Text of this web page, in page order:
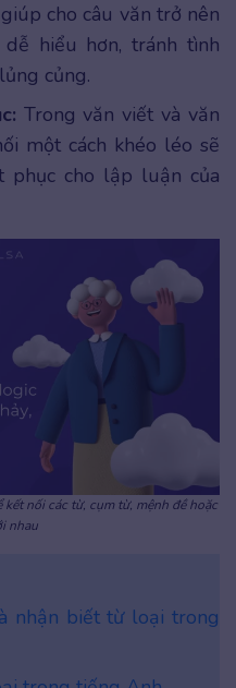
cho câu văn trở nên
hiểu hơn, tránh tình
củng.
Trong văn viết và văn
một cách khéo léo sẽ
phục cho lập luận của
nối các từ, cụm từ, mệnh đề hoặc
nhau
nhận biết từ loại trong